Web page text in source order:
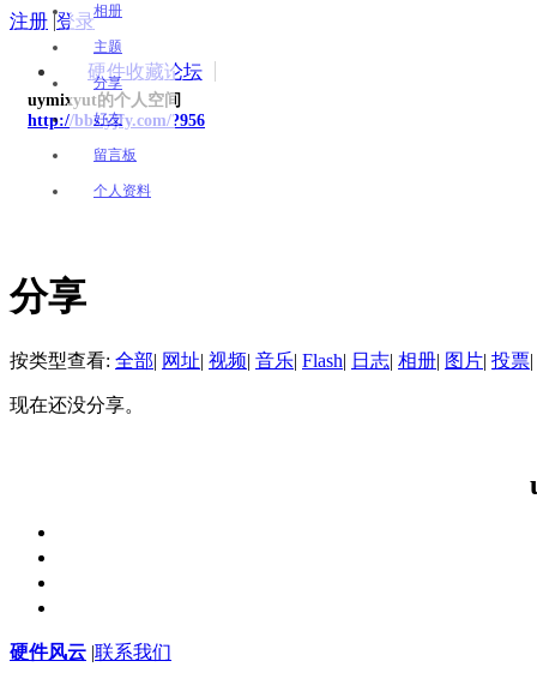
注册 |登录
硬件收藏论坛
uymixyut的个人空间
http://bbs.yjfy.com/?956
相册
主题
分享
好友
留言板
个人资料
分享
按类型查看: 全部 网址 视频 音乐 Flash 日志 相册 图片 投票
现在还没分享。
硬件风云 联系我们